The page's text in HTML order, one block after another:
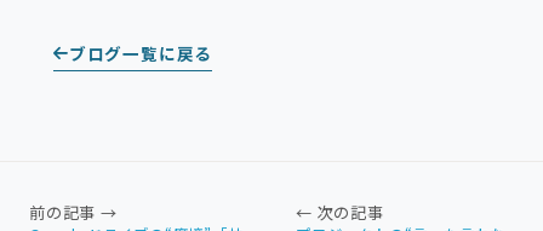
ブログ一覧に戻る
前の記事 → ← 次の記事